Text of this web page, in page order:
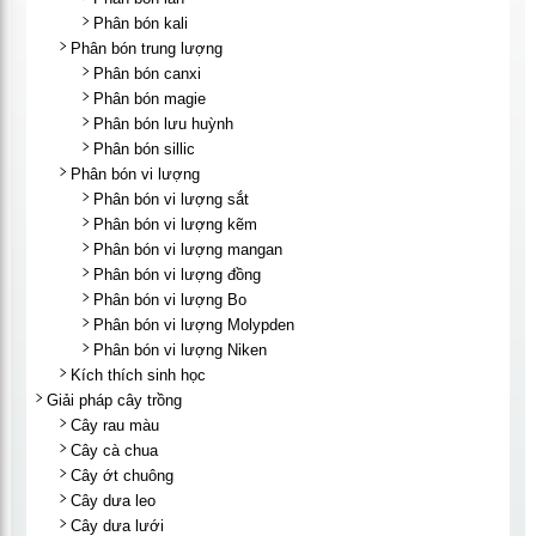
Phân bón kali
Phân bón trung lượng
Phân bón canxi
Phân bón magie
Phân bón lưu huỳnh
Phân bón sillic
Phân bón vi lượng
Phân bón vi lượng sắt
Phân bón vi lượng kẽm
Phân bón vi lượng mangan
Phân bón vi lượng đồng
Phân bón vi lượng Bo
Phân bón vi lượng Molypden
Phân bón vi lượng Niken
Kích thích sinh học
Giải pháp cây trồng
Cây rau màu
Cây cà chua
Cây ớt chuông
Cây dưa leo
Cây dưa lưới